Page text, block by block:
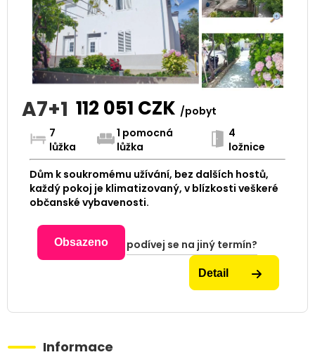
A7+1 112 051 CZK /pobyt
7
lůžka
1 pomocná
lůžka
4
ložnice
Dům k soukromému užívání, bez dalších hostů,
každý pokoj je klimatizovaný, v blízkosti veškeré
občanské vybavenosti.
Obsazeno podívej se na jiný termín?
Detail
Informace